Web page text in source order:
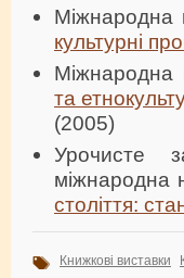
Міжнародна
культурні
Міжнародна
та
(2005)
Урочисте
міжнародна
століття:
Книжкові виставки